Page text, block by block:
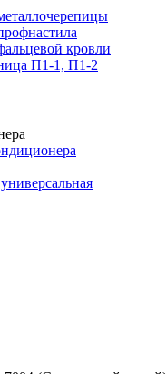
кровли
П1-1, П1-2